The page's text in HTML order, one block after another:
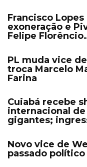
Francisco Lopes
exoneração e
Felipe
PL muda vice
troca Marcelo
Farina
Cuiabá recebe
internacional
gigantes;
Novo vice de
passado